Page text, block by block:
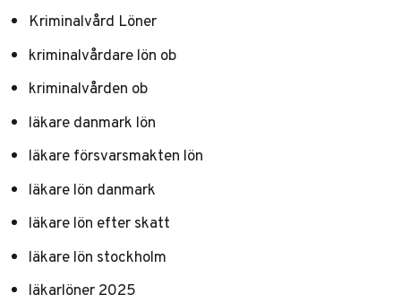
Kriminalvård Löner
kriminalvårdare lön ob
kriminalvården ob
läkare danmark lön
läkare försvarsmakten lön
läkare lön danmark
läkare lön efter skatt
läkare lön stockholm
läkarlöner 2025